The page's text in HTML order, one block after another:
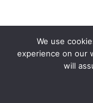
We use
experience on our
will